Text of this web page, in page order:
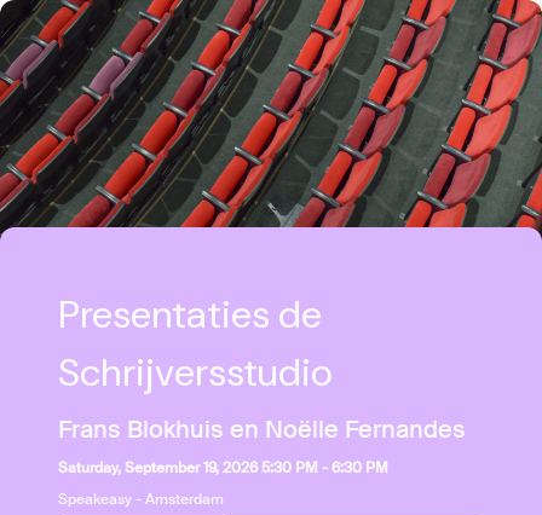
Presentaties de
Schrijversstudio
Frans Blokhuis en Noëlle Fernandes
Saturday, September 19, 2026 5:30 PM - 6:30 PM
Speakeasy - Amsterdam